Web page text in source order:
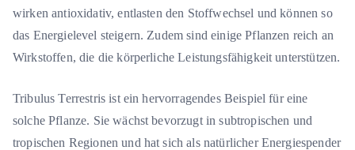
wirken antioxidativ, entlasten den Stoffwechsel und können so
das Energielevel steigern. Zudem sind einige Pflanzen reich an
Wirkstoffen, die die körperliche Leistungsfähigkeit unterstützen.
Tribulus Terrestris ist ein hervorragendes Beispiel für eine
solche Pflanze. Sie wächst bevorzugt in subtropischen und
tropischen Regionen und hat sich als natürlicher Energiespender